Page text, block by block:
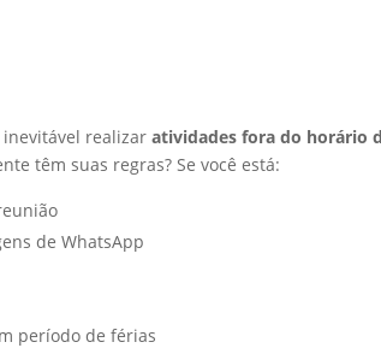
inevitável realizaratividades fora do horário
têm suas regras? Se você está:
de WhatsApp
período de férias